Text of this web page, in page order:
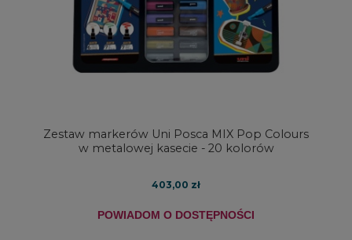
Zestaw markerów Uni Posca MIX Pop Colours
w metalowej kasecie - 20 kolorów
403,00 zł
POWIADOM O DOSTĘPNOŚCI